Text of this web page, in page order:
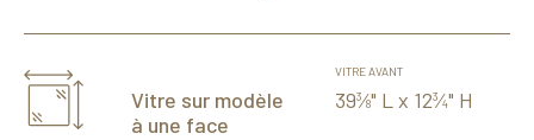
Vitre sur modèle
à une face
VITRE AVANT
393⁄8" L x 123⁄4" H